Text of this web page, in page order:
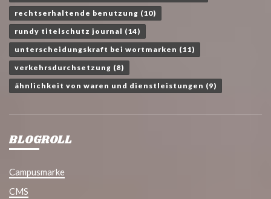
rechtserhaltende benutzung (10)
rundy titelschutz journal (14)
unterscheidungskraft bei wortmarken (11)
verkehrsdurchsetzung (8)
ähnlichkeit von waren und dienstleistungen (9)
BLOGROLL
Campusmarke
CMS